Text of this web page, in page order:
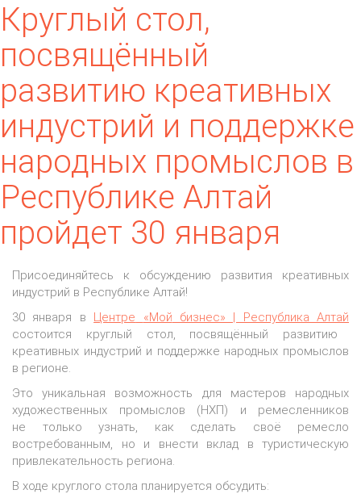
Круглый стол,
посвящённый
развитию креативных
индустрий и поддержке
народных промыслов в
Республике Алтай
пройдет 30 января
Присоединяйтесь к обсуждению развития креативных
индустрий в Республике Алтай!
30 января в Центре «Мой бизнес» | Республика Алтай
состоится круглый стол, посвящённый развитию
креативных индустрий и поддержке народных промыслов
в регионе.
Это уникальная возможность для мастеров народных
художественных промыслов
(НХП) и ремесленников
не только узнать, как сделать своё ремесло
востребованным, но и внести вклад в туристическую
привлекательность региона.
В ходе круглого стола планируется обсудить: